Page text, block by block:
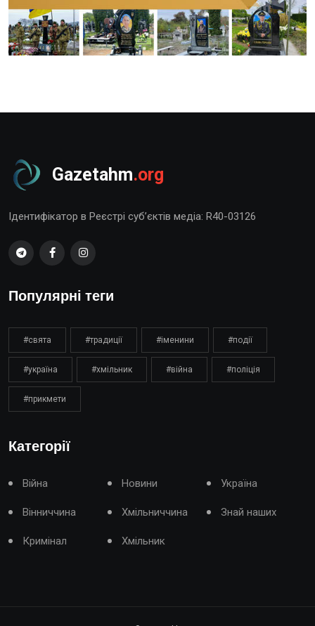
Gazetahm.org
Ідентифікатор в Реєстрі суб’єктів медіа: R40-03126
Популярні теги
#свята #традиції #іменини #події
#україна #хмільник #війна #поліція
#прикмети
Категорії
Війна Новини Україна
Вінниччина Хмільниччина Знай наших
Кримінал Хмільник